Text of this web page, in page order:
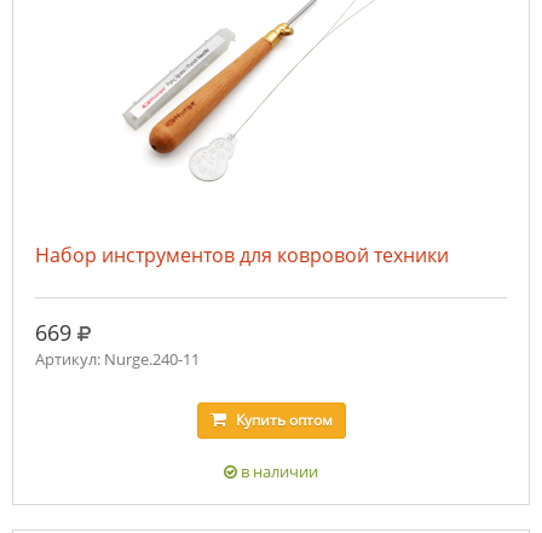
Набор инструментов для ковровой техники
669 руб.
Артикул: Nurge.240-11
Купитьоптом
в наличии